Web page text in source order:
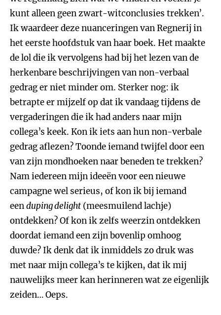
kunt alleen geen zwart-witconclusies trekken’.
Ik waardeer deze nuanceringen van Regnerij in
het eerste hoofdstuk van haar boek. Het maakte
de lol die ik vervolgens had bij het lezen van de
herkenbare beschrijvingen van non-verbaal
gedrag er niet minder om. Sterker nog: ik
betrapte er mijzelf op dat ik vandaag tijdens de
vergaderingen die ik had anders naar mijn
collega’s keek. Kon ik iets aan hun non-verbale
gedrag aflezen? Toonde iemand twijfel door een
van zijn mondhoeken naar beneden te trekken?
Nam iedereen mijn ideeën voor een nieuwe
campagne wel serieus, of kon ik bij iemand
eenduping delight (meesmuilend lachje)
ontdekken? Of kon ik zelfs weerzin ontdekken
doordat iemand een zijn bovenlip omhoog
duwde? Ik denk dat ik inmiddels zo druk was
met naar mijn collega’s te kijken, dat ik mij
nauwelijks meer kan herinneren wat ze eigenlijk
zeiden… Oeps.